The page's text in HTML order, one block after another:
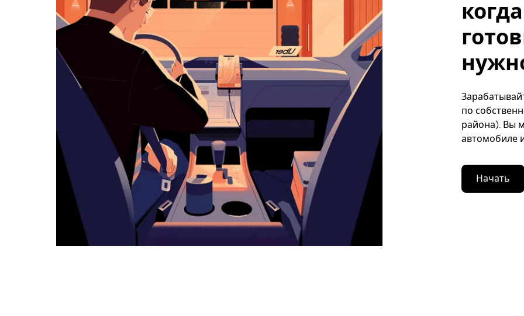
по
района). Вы
автомобиле
Начать